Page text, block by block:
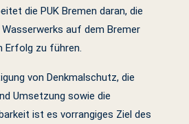
die PUK Bremen daran, die
auf dem Bremer
Erfolg zu führen.
von Denkmalschutz, die
Umsetzung sowie die
ist es vorrangiges Ziel des